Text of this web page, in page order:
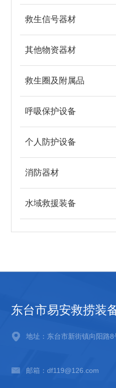
救生信号器材
其他物资器材
救生圈及附属品
呼吸保护设备
个人防护设备
消防器材
水域救援装备
东台市易安救捞装
地址：东台市新街镇向阳路8
邮箱：df119@126.com